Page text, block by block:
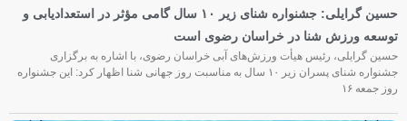
حسین گرایلی: جشنواره شنای زیر ۱۰ سال گامی مؤثر در استعدادیابی و
توسعه ورزش شنا در خراسان رضوی است
حسین گرایلی، رئیس هیأت ورزش‌های آبی خراسان رضوی، با اشاره به برگزاری
جشنواره شنای پسران زیر ۱۰ سال به مناسبت روز جهانی شنا اظهار کرد: این جشنواره
روز جمعه‌ ۱۶